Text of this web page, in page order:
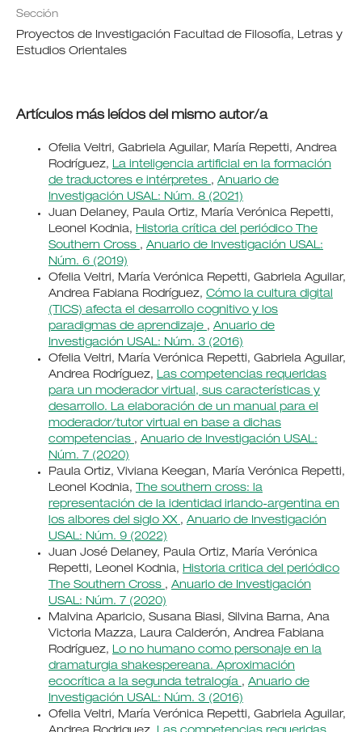
Sección
Proyectos de Investigación Facultad de Filosofía, Letras y
Estudios Orientales
Artículos más leídos del mismo autor/a
Ofelia Veltri, Gabriela Aguilar, María Repetti, Andrea
Rodríguez, La inteligencia artificial en la formación
de traductores e intérpretes , Anuario de
Investigación USAL: Núm. 8 (2021)
Juan Delaney, Paula Ortiz, María Verónica Repetti,
Leonel Kodnia, Historia crítica del periódico The
Southern Cross , Anuario de Investigación USAL:
Núm. 6 (2019)
Ofelia Veltri, María Verónica Repetti, Gabriela Aguilar,
Andrea Fabiana Rodríguez, Cómo la cultura digital
(TICS) afecta el desarrollo cognitivo y los
paradigmas de aprendizaje , Anuario de
Investigación USAL: Núm. 3 (2016)
Ofelia Veltri, María Verónica Repetti, Gabriela Aguilar,
Andrea Rodríguez, Las competencias requeridas
para un moderador virtual, sus características y
desarrollo. La elaboración de un manual para el
moderador/tutor virtual en base a dichas
competencias , Anuario de Investigación USAL:
Núm. 7 (2020)
Paula Ortiz, Viviana Keegan, María Verónica Repetti,
Leonel Kodnia, The southern cross: la
representación de la identidad irlando-argentina en
los albores del siglo XX , Anuario de Investigación
USAL: Núm. 9 (2022)
Juan José Delaney, Paula Ortiz, María Verónica
Repetti, Leonel Kodnia, Historia critica del periódico
The Southern Cross , Anuario de Investigación
USAL: Núm. 7 (2020)
Malvina Aparicio, Susana Biasi, Silvina Barna, Ana
Victoria Mazza, Laura Calderón, Andrea Fabiana
Rodríguez, Lo no humano como personaje en la
dramaturgia shakespereana. Aproximación
ecocrítica a la segunda tetralogía , Anuario de
Investigación USAL: Núm. 3 (2016)
Ofelia Veltri, María Verónica Repetti, Gabriela Aguilar,